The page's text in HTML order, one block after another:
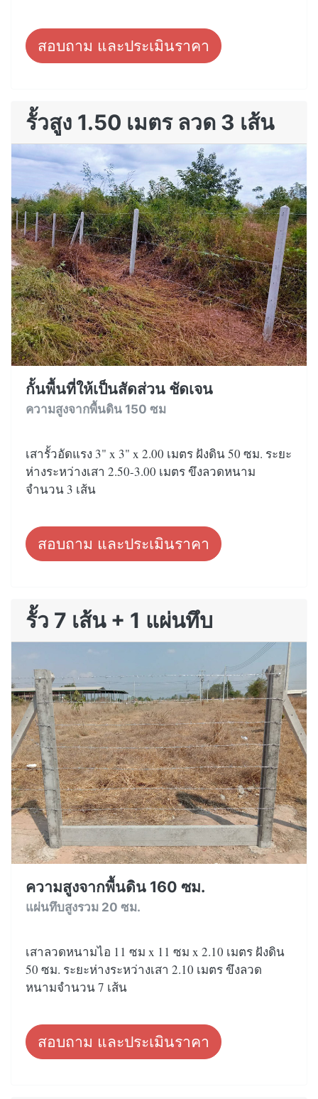
สอบถาม และประเมินราคา
รั้วสูง 1.50 เมตร ลวด 3 เส้น
กั้นพื้นที่ให้เป็นสัดส่วน ชัดเจน
ความสูงจากพื้นดิน 150 ซม
เสารั้วอัดแรง 3" x 3" x 2.00 เมตร ฝังดิน 50 ซม. ระยะ
ห่างระหว่างเสา 2.50-3.00 เมตร ขึงลวดหนาม
จำนวน 3 เส้น
สอบถาม และประเมินราคา
รั้ว 7 เส้น + 1 แผ่นทึบ
ความสูงจากพื้นดิน 160 ซม.
แผ่นทึบสูงรวม 20 ซม.
เสาลวดหนามไอ 11 ซม x 11 ซม x 2.10 เมตร ฝังดิน
50 ซม. ระยะห่างระหว่างเสา 2.10 เมตร ขึงลวด
หนามจำนวน 7 เส้น
สอบถาม และประเมินราคา